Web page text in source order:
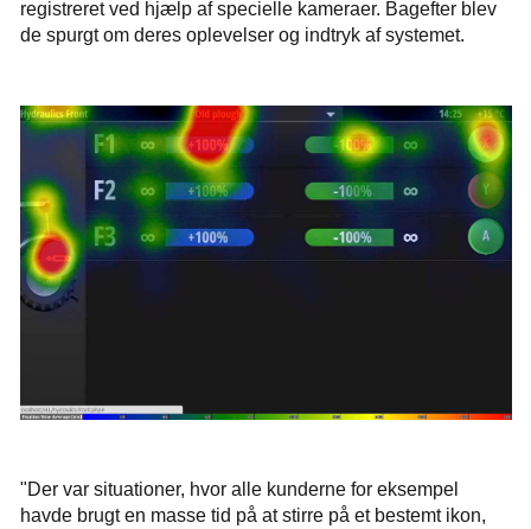
registreret ved hjælp af specielle kameraer. Bagefter blev
de spurgt om deres oplevelser og indtryk af systemet.
"Der var situationer, hvor alle kunderne for eksempel
havde brugt en masse tid på at stirre på et bestemt ikon,